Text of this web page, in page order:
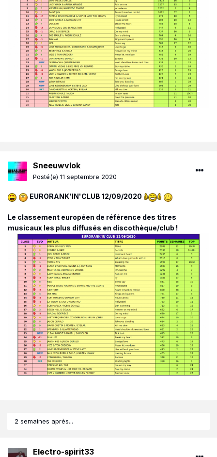
Sneeuwvlok
Posté(e) 11 septembre 2020
EURORANK'IN'CLUB 12/09/2020
Le classement européen de référence des titres
musicaux les plus diffusés en discothèque/club !
2 semaines après...
Electro-spirit33